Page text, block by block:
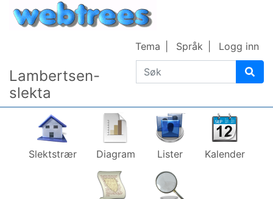
Lambertsen-
slekta
Søk
Tema Språk Logg inn
Slektstrær Diagram Lister Kalender